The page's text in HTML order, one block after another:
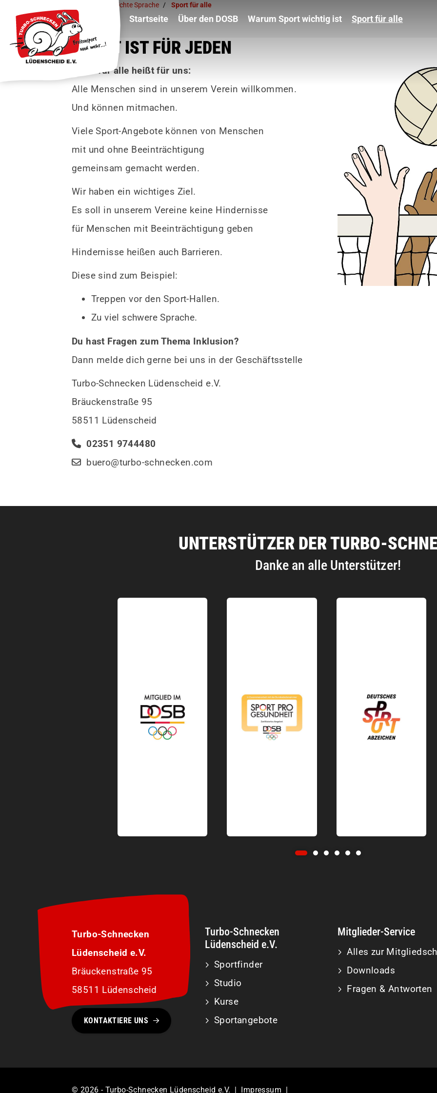
Startseite Über den DOSB Warum Sport wichtig ist Sport für alle
Leichte Sprache Sport für alle
SPORT IST FÜR JEDEN
Sport für alle heißt für uns:
Alle Menschen sind in unserem Verein willkommen.
Und können mitmachen.
Viele Sport-Angebote können von Menschen
mit und ohne Beeinträchtigung
gemeinsam gemacht werden.
Wir haben ein wichtiges Ziel.
Es soll in unserem Vereine keine Hindernisse
für Menschen mit Beeinträchtigung geben
Hindernisse heißen auch Barrieren.
Diese sind zum Beispiel:
Treppen vor den Sport-Hallen.
Zu viel schwere Sprache.
Du hast Fragen zum Thema Inklusion?
Dann melde dich gerne bei uns in der Geschäftsstelle
Turbo-Schnecken Lüdenscheid e.V.
Bräuckenstraße 95
58511 Lüdenscheid
02351 9744480
buero@turbo-schnecken.com
UNTERSTÜTZER DER TURBO-
Danke an alle Unterstützer!
Turbo-Schnecken
Lüdenscheid e.V.
Bräuckenstraße 95
58511 Lüdenscheid
KONTAKTIERE UNS
Turbo-Schnecken
Lüdenscheid e.V.
Sportfinder
Studio
Kurse
Sportangebote
Mitglieder-Service
Alles zur
Downloads
Fragen & Antworten
© 2026 - Turbo-Schnecken Lüdenscheid e.V. | Impressum |